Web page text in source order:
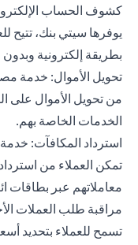
كشوف الحساب
يوفرها سيتي بنك،
بطريقة إلكترونية
تحويل الأموال: خدمة
من تحويل الأموال على
الخدمات الخاصة بهم.
استرداد المكافآت:
تمكن العملاء من
معاملاتهم عبر بطاقات
مراقبة طلب العملات
تسمح للعملاء بتحديد